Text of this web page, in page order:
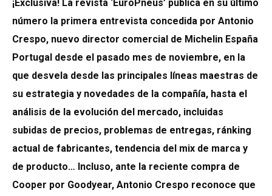
¡Exclusiva! La revista ‘EuroPneus’ publica en su último
número la primera entrevista concedida por Antonio
Crespo, nuevo director comercial de Michelin España
Portugal desde el pasado mes de noviembre, en la
que desvela desde las principales líneas maestras de
su estrategia y novedades de la compañía, hasta el
análisis de la evolución del mercado, incluidas
subidas de precios, problemas de entregas, ránking
actual de fabricantes, tendencia del mix de marca y
de producto… Incluso, ante la reciente compra de
Cooper por Goodyear, Antonio Crespo reconoce que